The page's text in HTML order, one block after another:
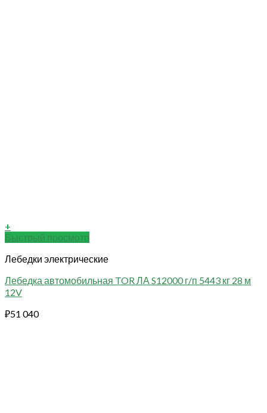
+
Быстрый просмотр
Лебедки электрические
Лебедка автомобильная TOR ЛА S12000 г/п 5443 кг 28 м
12V
₽51 040